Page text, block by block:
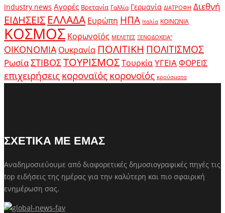
Industry news Αγορές Βρετανία Γαλλία Γερμανία ΔΙΑΤΡΟΦΗ Διεθνή
ΕΙΔΗΣΕΙΣ ΕΛΛΑΔΑ Ευρώπη ΗΠΑ Ιταλία ΚΟΙΝΩΝΙΑ
ΚΟΣΜΟΣ Κορωνοϊός ΜΕΛΕΤΕΣ ΞΕΝΟΔΟΧΕΙΑ"
ΟΙΚΟΝΟΜΙΑ Ουκρανία ΠΟΛΙΤΙΚΗ ΠΟΛΙΤΙΣΜΟΣ
ΡωσίαΣΤΙΒΟΣΤΟΥΡΙΣΜΟΣΤουρκίαΥΓΕΙΑΦΟΡΕΙΣ
επιχειρήσειςκοροναϊόςκορονοϊός κρούσματα
ΣΧΕΤΙΚΑ ΜΕ ΕΜΑΣ
Αναδημοσιεύουμε από διαφορετικές δημοσιογραφικές πηγές τις
top ειδήσεις της ημέρας για την καλύτερη και πιο σφαιρική
ενημέρωση σας.